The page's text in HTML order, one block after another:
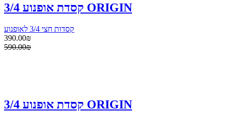
קסדת אופנוע 3/4 ORIGIN
קסדות חצי 3/4 לאופנוע
390.00₪
590.00₪
קסדת אופנוע 3/4 ORIGIN